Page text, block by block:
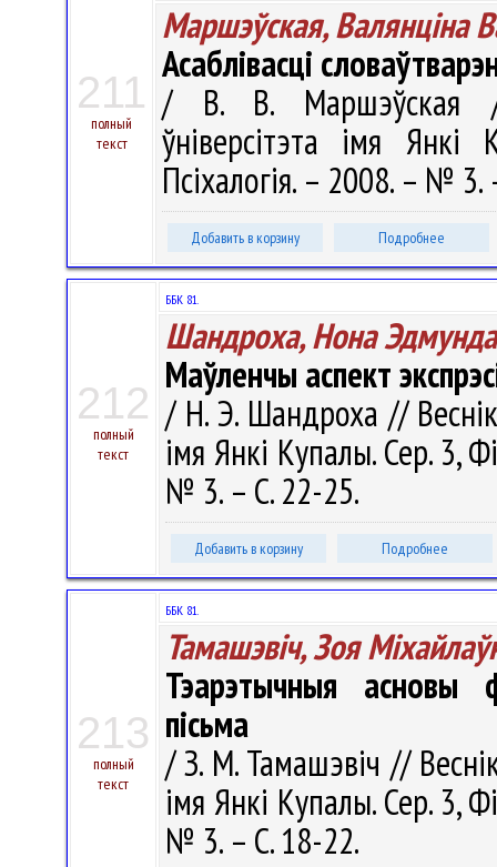
211
полный
текст
Маршэўская, Валянцiна
Асаблівасці
/ В. В. Маршэўская //
ўніверсітэта імя Янкі
Псіхалогія. – 2008. – №
Добавить в корзину Подробнее
212
полный
текст
ББК 81.
Шандроха, Нона
Маўленчы аспект
/ Н. Э. Шандроха // Веснік
імя Янкі Купалы. Сер. 3,
№ 3. – С. 22-25.
Добавить в корзину Подробнее
213
полный
текст
ББК 81.
Тамашэвіч, Зоя
Тэарэтычныя асновы
пісьма
/ З. М. Тамашэвіч //
імя Янкі Купалы. Сер. 3,
№ 3. – С. 18-22.